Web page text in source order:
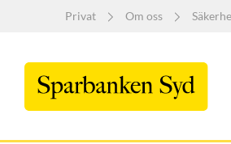
Privat Om oss